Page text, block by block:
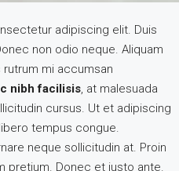
adipiscing elit. Duis
non odio neque. Aliquam
mi accumsan
nibh facilisis, at malesuada
cursus. Ut et adipiscing
libero tempus congue.
neque sollicitudin at. Proin
pretium. Donec et justo ante.